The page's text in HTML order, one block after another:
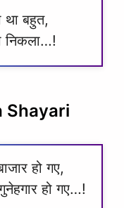
था बहुत,
निकला…!
Shayari
हो गए,
हो गए…!